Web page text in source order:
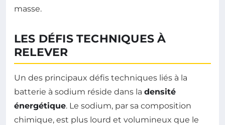
masse.
LES DÉFIS TECHNIQUES À
RELEVER
Un des principaux défis techniques liés à la
batterie à sodium réside dans la densité
énergétique. Le sodium, par sa composition
chimique, est plus lourd et volumineux que le